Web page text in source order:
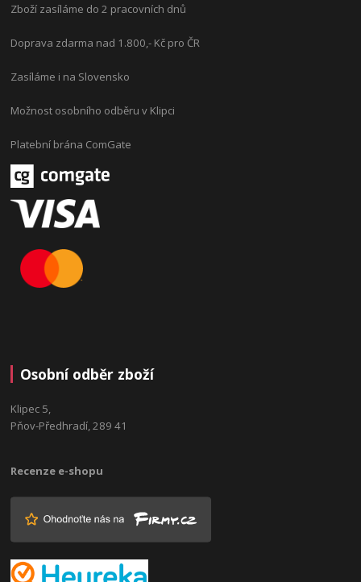
Zboží zasíláme do 2 pracovních dnů
Doprava zdarma nad 1.800,- Kč pro ČR
Zasíláme i na Slovensko
Možnost osobního odběru v Klipci
Platební brána ComGate
Osobní odběr zboží
Klipec 5,
Pňov-Předhradí, 289 41
Recenze e-shopu